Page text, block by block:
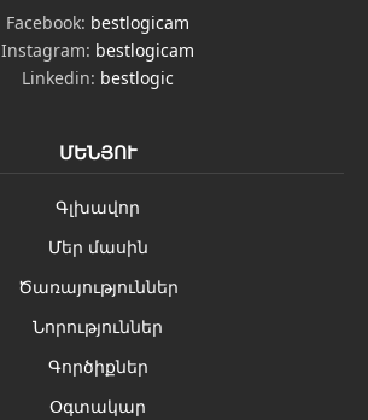
Facebook: bestlogicam
Instagram: bestlogicam
Linkedin: bestlogic
ՄԵՆՅՈՒ
Գլխավոր
Մեր մասին
Ծառայություններ
Նորություններ
Գործիքներ
Օգտակար